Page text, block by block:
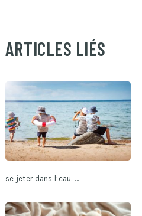
ARTICLES LIÉS
se jeter dans l’eau. …